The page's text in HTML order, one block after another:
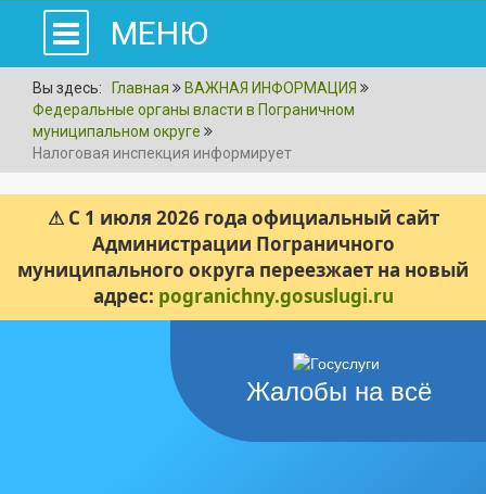
МЕНЮ
Вы здесь: Главная
ВАЖНАЯ ИНФОРМАЦИЯ
Федеральные органы власти в Пограничном
муниципальном округе
Налоговая инспекция информирует
⚠ С 1 июля 2026 года официальный сайт
Администрации Пограничного
муниципального округа переезжает на новый
адрес: pogranichny.gosuslugi.ru
Жалобы на всё